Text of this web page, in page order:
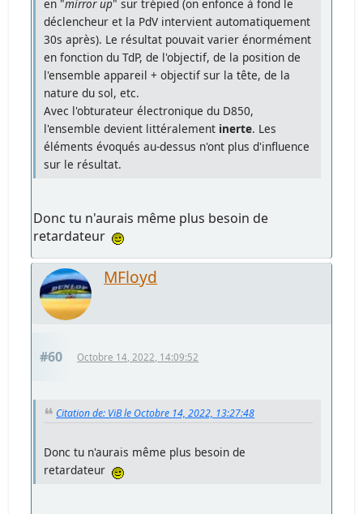
en "mirror up" sur trépied (on enfonce à fond le
déclencheur et la PdV intervient automatiquement
30s après). Le résultat pouvait varier énormément
en fonction du TdP, de l'objectif, de la position de
l'ensemble appareil + objectif sur la tête, de la
nature du sol, etc.
Avec l'obturateur électronique du D850,
l'ensemble devient littéralement inerte. Les
éléments évoqués au-dessus n'ont plus d'influence
sur le résultat.
Donc tu n'aurais même plus besoin de
retardateur
MFloyd
#60 Octobre 14, 2022, 14:09:52
Citation de: ViB le Octobre 14, 2022, 13:27:48
Donc tu n'aurais même plus besoin de
retardateur